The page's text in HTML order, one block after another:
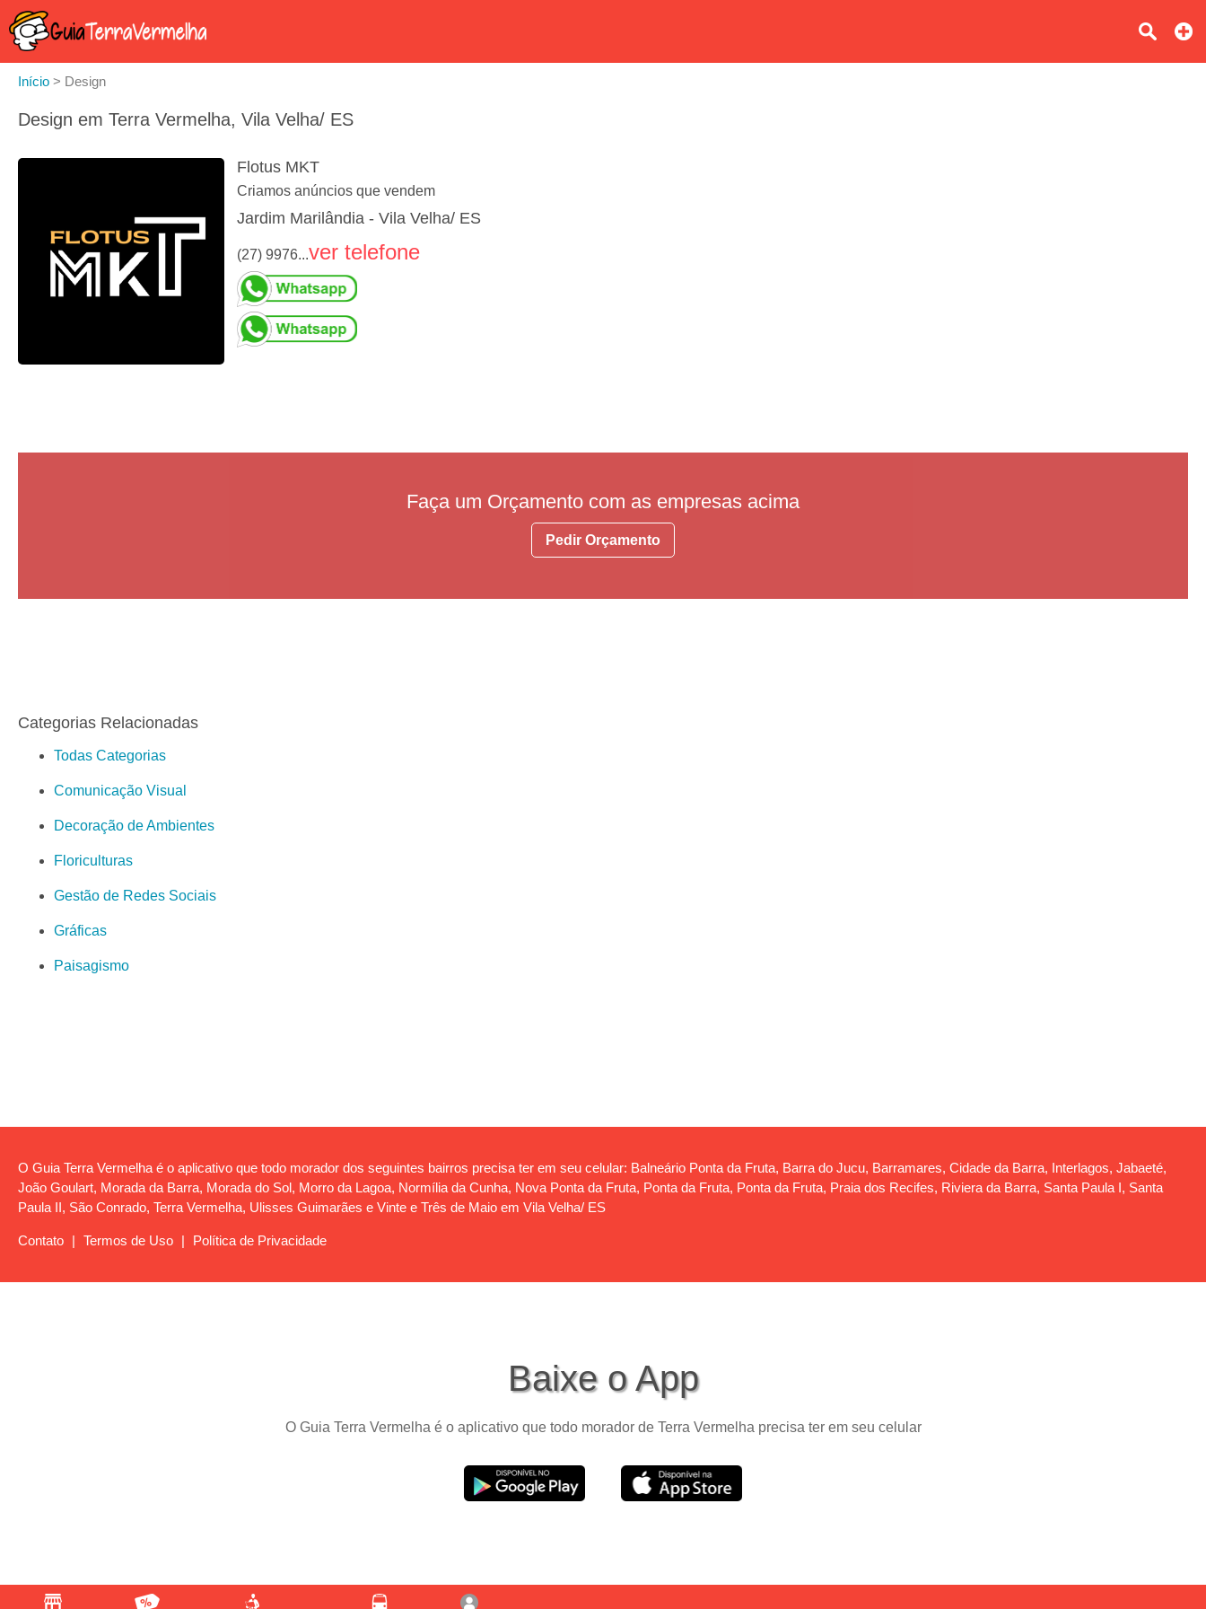
Início > Design
Design em Terra Vermelha, Vila Velha/ ES
Flotus MKT
Criamos anúncios que vendem
Jardim Marilândia - Vila Velha/ ES
(27) 9976...ver telefone
Faça um Orçamento com as empresas acima
Pedir Orçamento
Categorias Relacionadas
Todas Categorias
Comunicação Visual
Decoração de Ambientes
Floriculturas
Gestão de Redes Sociais
Gráficas
Paisagismo
O Guia Terra Vermelha é o aplicativo que todo morador dos seguintes bairros precisa ter em seu celular: Balneário Ponta da Fruta, Barra do Jucu, Barramares, Cidade da Barra, Interlagos, Jabaeté,
João Goulart, Morada da Barra, Morada do Sol, Morro da Lagoa, Normília da Cunha, Nova Ponta da Fruta, Ponta da Fruta, Ponta da Fruta, Praia dos Recifes, Riviera da Barra, Santa Paula I, Santa
Paula II, São Conrado, Terra Vermelha, Ulisses Guimarães e Vinte e Três de Maio em Vila Velha/ ES
Contato | Termos de Uso | Política de Privacidade
Baixe o App
O Guia Terra Vermelha é o aplicativo que todo morador de Terra Vermelha precisa ter em seu celular